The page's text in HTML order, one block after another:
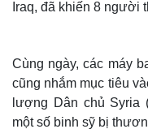
Iraq, đã khiến 8 người
Cùng ngày, các máy
cũng nhắm mục tiêu
lượng Dân chủ
một số binh sỹ bị